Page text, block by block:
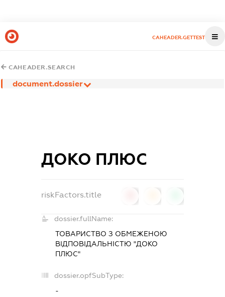
CAHEADER.GETTEST
CAHEADER.SEARCH
document.dossier
ДОКО ПЛЮС
riskFactors.title
dossier.fullName:
ТОВАРИСТВО З ОБМЕЖЕНОЮ
ВІДПОВІДАЛЬНІСТЮ "ДОКО
ПЛЮС"
dossier.opfSubType:
-